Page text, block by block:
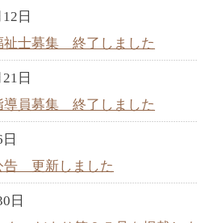
日
祉士募集 終了しました
日
導員募集 終了しました
告 更新しました
日